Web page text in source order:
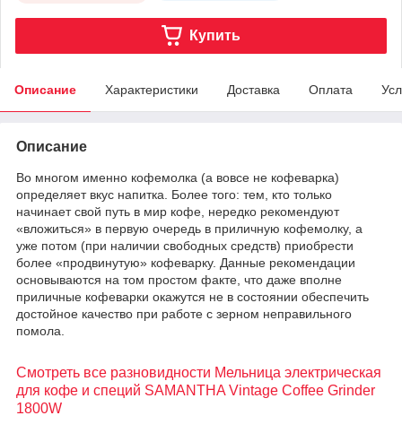
Купить
Описание Характеристики Доставка Оплата
Описание
Во многом именно кофемолка (а вовсе не кофеварка)
определяет вкус напитка. Более того: тем, кто только
начинает свой путь в мир кофе, нередко рекомендуют
«вложиться» в первую очередь в приличную кофемолку, а
уже потом (при наличии свободных средств) приобрести
более «продвинутую» кофеварку. Данные рекомендации
основываются на том простом факте, что даже вполне
приличные кофеварки окажутся не в состоянии обеспечить
достойное качество при работе с зерном неправильного
помола.
Смотреть все разновидности Мельница электрическая
для кофе и специй SAMANTHA Vintage Coffee Grinder
1800W